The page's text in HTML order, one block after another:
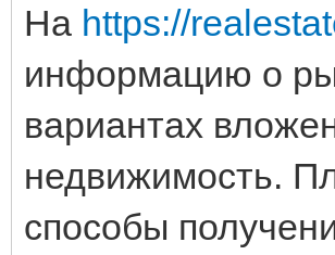
На https://
информацию о
вариантах
недвижимость.
способы